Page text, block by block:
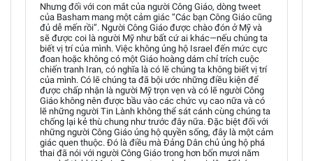
Nhưng đối với con mắt của người Công Giáo, dòng tweet
của Basham mang một cảm giác “Các bạn Công Giáo cũng
đủ dễ mến rồi”. Người Công Giáo được chào đón ở Mỹ và
sẽ được coi là người Mỹ như bất cứ ai khác—nếu chúng ta
biết vị trí của mình. Việc không ủng hộ Israel đến mức cực
đoan hoặc không có một Giáo hoàng dám chỉ trích cuộc
chiến tranh Iran, có nghĩa là có lẽ chúng ta không biết vị trí
của mình. Có lẽ chúng ta đã bội ước những điều kiện để
được chấp nhận là người Mỹ trọn vẹn và có lẽ người Công
Giáo không nên được bầu vào các chức vụ cao nữa và có
lẽ những người Tin Lành không thể sát cánh cùng chúng ta
chống lại kẻ thù chung như trước đây nữa. Đặc biệt đối với
những người Công Giáo ủng hộ quyền sống, đây là một cảm
giác quen thuộc. Đó là điều mà Đảng Dân chủ ủng hộ phá
thai đã nói với người Công Giáo trong hơn bốn mươi năm